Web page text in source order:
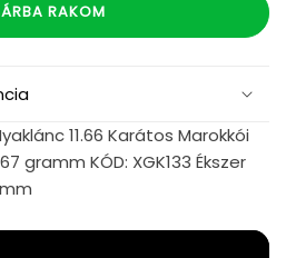
RAKOM
11.66 Karátos Marokkói
gramm KÓD: XGK133 Ékszer